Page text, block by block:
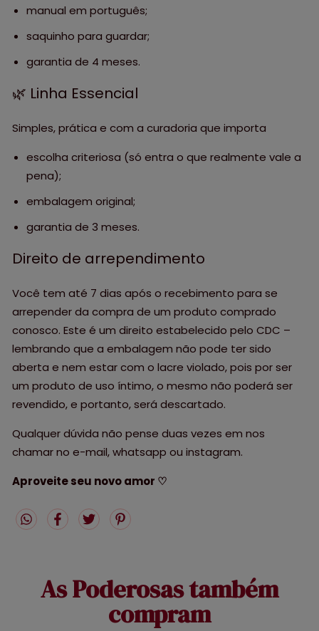
manual em português;
saquinho para guardar;
garantia de 4 meses.
🌿 Linha Essencial
Simples, prática e com a curadoria que importa
escolha criteriosa (só entra o que realmente vale a
pena);
embalagem original;
garantia de 3 meses.
Direito de arrependimento
Você tem até 7 dias após o recebimento para se
arrepender da compra de um produto comprado
conosco. Este é um direito estabelecido pelo CDC –
lembrando que a embalagem não pode ter sido
aberta e nem estar com o lacre violado, pois por ser
um produto de uso íntimo, o mesmo não poderá ser
revendido, e portanto, será descartado.
Qualquer dúvida não pense duas vezes em nos
chamar no e-mail, whatsapp ou instagram.
Aproveite seu novo amor ♡
As Poderosas também
compram